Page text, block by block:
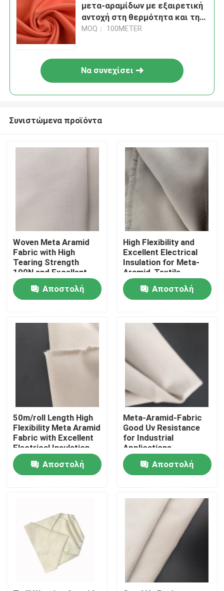
Σπίτι
Προϊόντα
Περίπου εμείς
Γύρος εργοστασίων
Ποιοτικός έλεγχος
Ζητήστε ένα απόσπασμα
Ύφασμα Aramid Meta
ύφασμα παραγράφου aramid
μετα-αραμίδων με εξαιρετική
αντοχή στη θερμότητα και την
τριβή
MOQ： 100METER
Να συνεχίσει
Συνιστώμενα προϊόντα
Woven Meta Aramid
Fabric with High
Tearing Strength
100N and Excellent
Electrical Insulation
Αποστολή
High Flexibility and
Excellent Electrical
Insulation for Meta-
Aramid-Textile
Αποστολή
50m/roll Length High
Flexibility Meta Aramid
Fabric with Excellent
Electrical Insulation
Αποστολή
Meta-Aramid-Fabric
Good Uv Resistance
for Industrial
Applications
Αποστολή